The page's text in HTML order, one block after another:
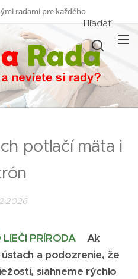
radami pre každého
Hľadať
potlačí mäta i
PRÍRODA
Ak
a podozrenie, že
siahneme rýchlo